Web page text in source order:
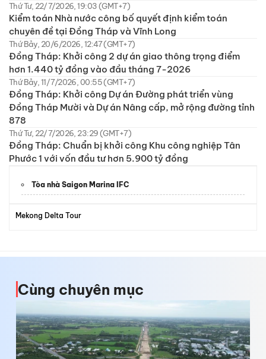
Thứ Tư, 22/7/2026, 19:03 (GMT+7)
Kiểm toán Nhà nước công bố quyết định kiểm toán
chuyên đề tại Đồng Tháp và Vĩnh Long
Thứ Bảy, 20/6/2026, 12:47 (GMT+7)
Đồng Tháp: Khởi công 2 dự án giao thông trọng điểm
hơn 1.440 tỷ đồng vào đầu tháng 7-2026
Thứ Bảy, 11/7/2026, 00:55 (GMT+7)
Đồng Tháp: Khởi công Dự án Đường phát triển vùng
Đồng Tháp Mười và Dự án Nâng cấp, mở rộng đường tỉnh
878
Thứ Tư, 22/7/2026, 23:29 (GMT+7)
Đồng Tháp: Chuẩn bị khởi công Khu công nghiệp Tân
Phước 1 với vốn đầu tư hơn 5.900 tỷ đồng
Tòa nhà Saigon Marina IFC
Mekong Delta Tour
Cùng chuyên mục